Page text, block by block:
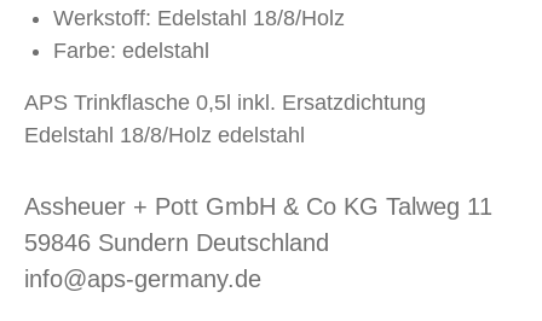
Werkstoff: Edelstahl 18/8/Holz
Farbe: edelstahl
APS Trinkflasche 0,5l inkl. Ersatzdichtung
Edelstahl 18/8/Holz edelstahl
Assheuer + Pott GmbH & Co KG Talweg 11
59846 Sundern Deutschland
info@aps-germany.de